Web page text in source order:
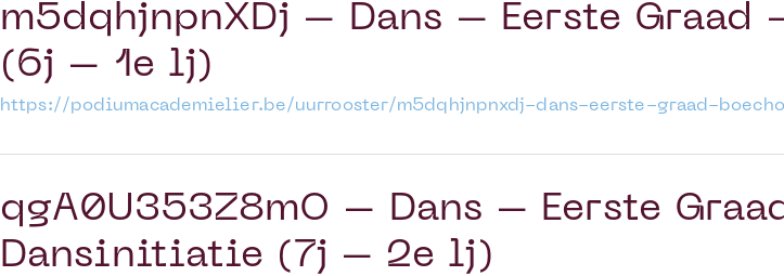
m5dqhjnpnXDj – Dans – Eerste
(6j – 1e lj)
https://podiumacademielier.be/uurrooster/m5dqhjnpnxdj-dans-eerste-graad-
qgA0U353Z8mO – Dans – Eerste
Dansinitiatie (7j – 2e lj)